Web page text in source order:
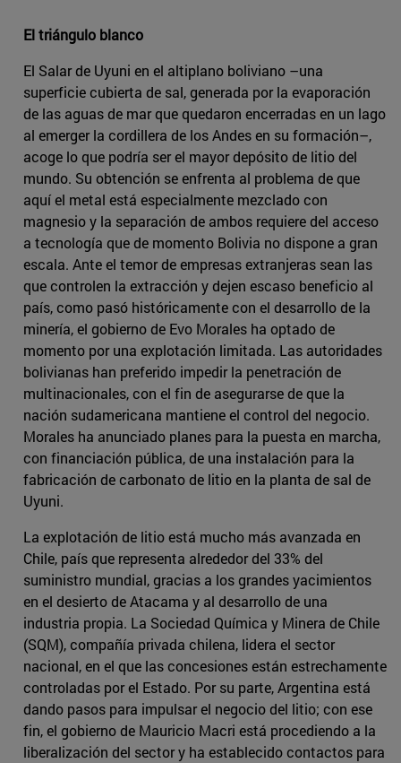
El triángulo blanco
El Salar de Uyuni en el altiplano boliviano –una
superficie cubierta de sal, generada por la evaporación
de las aguas de mar que quedaron encerradas en un lago
al emerger la cordillera de los Andes en su formación–,
acoge lo que podría ser el mayor depósito de litio del
mundo. Su obtención se enfrenta al problema de que
aquí el metal está especialmente mezclado con
magnesio y la separación de ambos requiere del acceso
a tecnología que de momento Bolivia no dispone a gran
escala. Ante el temor de empresas extranjeras sean las
que controlen la extracción y dejen escaso beneficio al
país, como pasó históricamente con el desarrollo de la
minería, el gobierno de Evo Morales ha optado de
momento por una explotación limitada. Las autoridades
bolivianas han preferido impedir la penetración de
multinacionales, con el fin de asegurarse de que la
nación sudamericana mantiene el control del negocio.
Morales ha anunciado planes para la puesta en marcha,
con financiación pública, de una instalación para la
fabricación de carbonato de litio en la planta de sal de
Uyuni.
La explotación de litio está mucho más avanzada en
Chile, país que representa alrededor del 33% del
suministro mundial, gracias a los grandes yacimientos
en el desierto de Atacama y al desarrollo de una
industria propia. La Sociedad Química y Minera de Chile
(SQM), compañía privada chilena, lidera el sector
nacional, en el que las concesiones están estrechamente
controladas por el Estado. Por su parte, Argentina está
dando pasos para impulsar el negocio del litio; con ese
fin, el gobierno de Mauricio Macri está procediendo a la
liberalización del sector y ha establecido contactos para